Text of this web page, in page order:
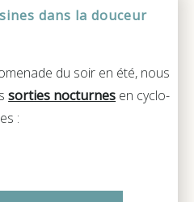
dans la douceur
du soir en été, nous
sorties nocturnes en cyclo-
: